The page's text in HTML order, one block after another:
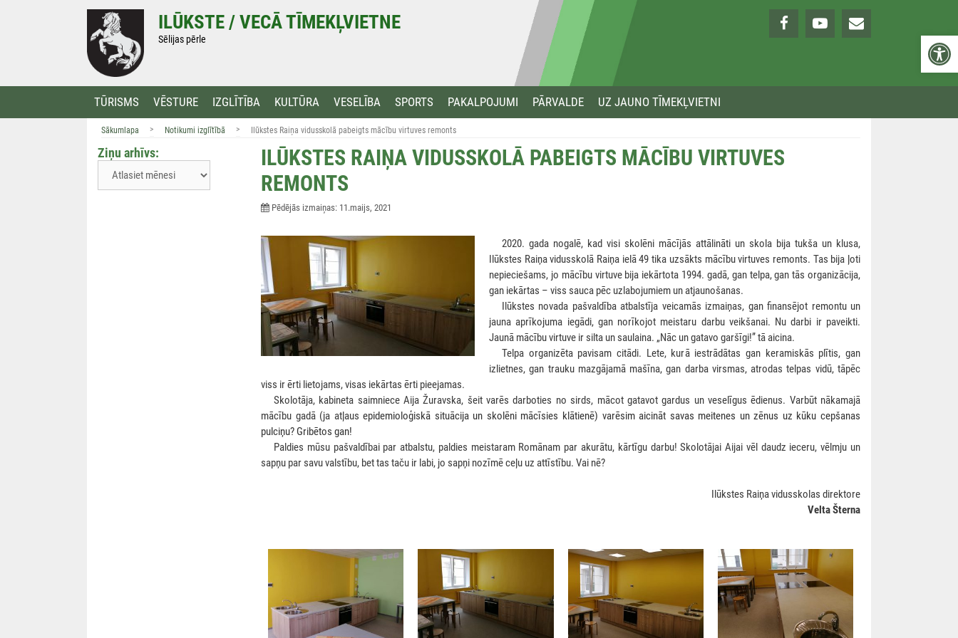
ILŪKSTE / VECĀ TĪMEKĻVIETNE
Sēlijas pērle
TŪRISMS VĒSTURE IZGLĪTĪBA KULTŪRA VESELĪBA SPORTS PAKALPOJUMI PĀRVALDE UZ JAUNO TĪMEKĻVIETNI
Sākumlapa > Notikumi izglītībā > Ilūkstes Raiņa vidusskolā pabeigts mācību virtuves remonts
ILŪKSTES RAIŅA VIDUSSKOLĀ PABEIGTS MĀCĪBU VIRTUVES
REMONTS
Pēdējās izmaiņas: 11.maijs, 2021
2020. gada nogalē, kad visi skolēni mācījās attālināti un skola bija tukša un klusa,
Ilūkstes Raiņa vidusskolā Raiņa ielā 49 tika uzsākts mācību virtuves remonts. Tas bija ļoti
nepieciešams, jo mācību virtuve bija iekārtota 1994. gadā, gan telpa, gan tās organizācija,
gan iekārtas – viss sauca pēc uzlabojumiem un atjaunošanas.
Ilūkstes novada pašvaldība atbalstīja veicamās izmaiņas, gan finansējot remontu un
jauna aprīkojuma iegādi, gan norīkojot meistaru darbu veikšanai. Nu darbi ir paveikti.
Jaunā mācību virtuve ir silta un saulaina. „Nāc un gatavo garšīgi!” tā aicina.
Telpa organizēta pavisam citādi. Lete, kurā iestrādātas gan keramiskās plītis, gan
izlietnes, gan trauku mazgājamā mašīna, gan darba virsmas, atrodas telpas vidū, tāpēc
viss ir ērti lietojams, visas iekārtas ērti pieejamas.
Skolotāja, kabineta saimniece Aija Žuravska, šeit varēs darboties no sirds, mācot gatavot gardus un veselīgus ēdienus. Varbūt nākamajā
mācību gadā (ja atļausepidemioloģiskā situācija un skolēni mācīsies klātienē) varēsim aicināt savas meitenes un zēnus uz kūku cepšanas
pulciņu? Gribētos gan!
Paldies mūsu pašvaldībai par atbalstu, paldies meistaram Romānam par akurātu, kārtīgu darbu! Skolotājai Aijai vēl daudz ieceru, vēlmju un
sapņu par savu valstību, bet tas taču ir labi, jo sapņi nozīmē ceļu uz attīstību. Vai nē?
Ilūkstes Raiņa vidusskolas direktore
Velta Šterna
Ziņu arhīvs: